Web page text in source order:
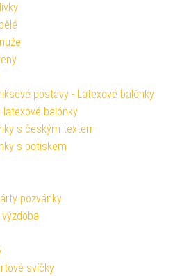
postavy - Latexové balónky
balónky
s českým textem
s potiskem
pozvánky
svíčky